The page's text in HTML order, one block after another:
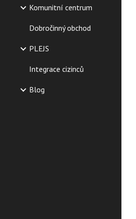
Komunitní centrum
Dobročinný obchod
PLEJS
Integrace cizinců
Blog